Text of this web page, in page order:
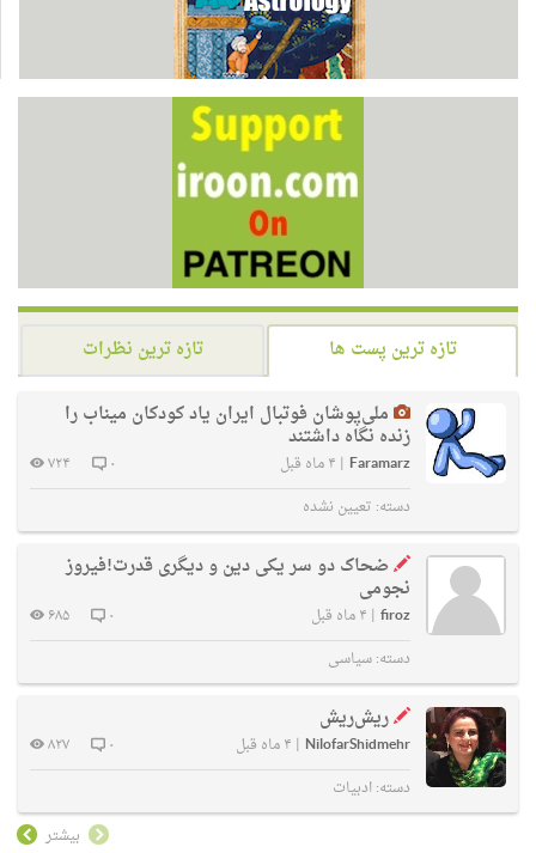
تازه ترین پست ها
تازه ترین نظرات
ملی‌پوشان فوتبال ایران یاد کودکان میناب را
زنده نگاه داشتند
Faramarz
| ۴ ماه قبل ۰
۷۲۴
دسته: تعیین نشده
ضحاک دو سر یکی دین و دیگری قدرت!فیروز
نجومی
firoz
| ۴ ماه قبل ۰
۶۸۵
دسته:سیاسی
ریش‌ریش
NilofarShidmehr
| ۴ ماه قبل ۰
۸۲۷
دسته:ادبیات
بیشتر